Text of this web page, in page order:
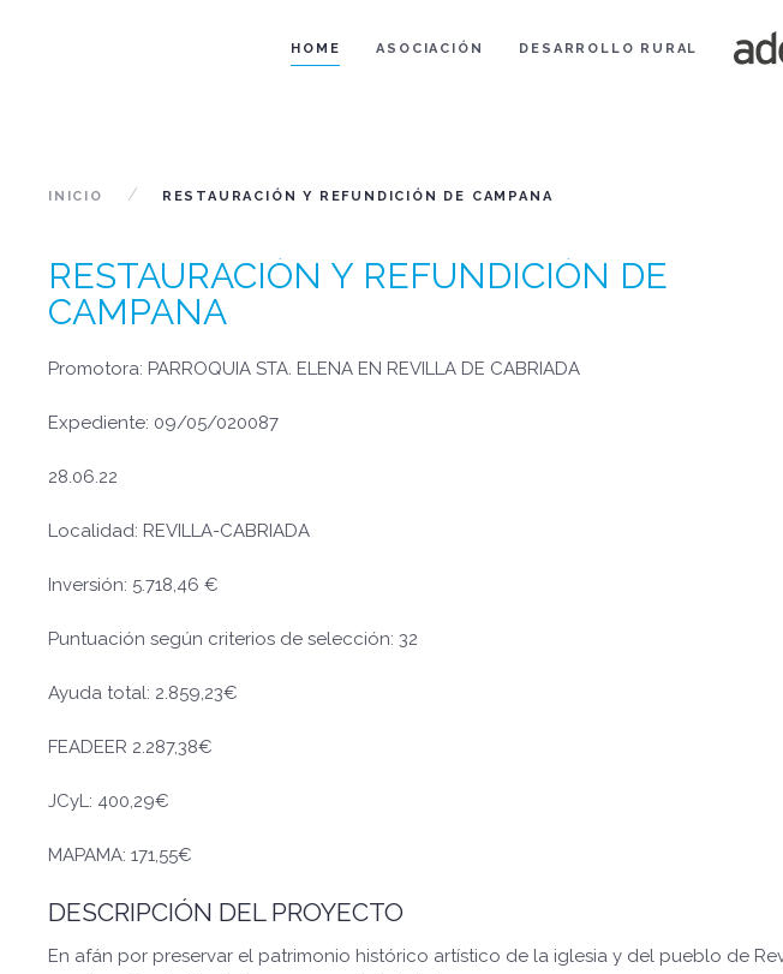
HOME ASOCIACIÓN DESARROLLO RURAL
INICIO RESTAURACIÓN Y REFUNDICIÓN DE CAMPANA
RESTAURACIÓN Y REFUNDICIÓN DE
CAMPANA
Promotora: PARROQUIA STA. ELENA EN REVILLA DE CABRIADA
Expediente: 09/05/020087
28.06.22
Localidad: REVILLA-CABRIADA
Inversión: 5.718,46 €
Puntuación según criterios de selección: 32
Ayuda total: 2.859,23€
FEADEER 2.287,38€
JCyL: 400,29€
MAPAMA: 171,55€
DESCRIPCIÓN DEL PROYECTO
En afán por preservar el patrimonio histórico artístico de la iglesia y del pueblo de